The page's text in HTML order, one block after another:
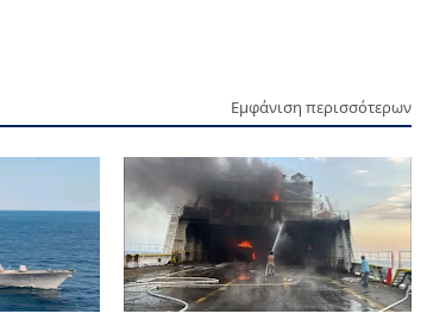
Εμφάνιση περισσότερων